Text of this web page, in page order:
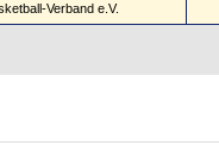
Verband e.V.